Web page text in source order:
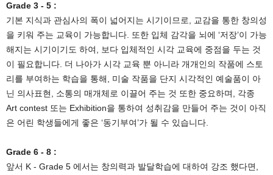
Grade 3 - 5 :
기본 지식과 관심사의 폭이 넓어지는 시기이므로, 교감을 통한 창의성
을 키워 주는 교육이 가능합니다. 또한 입체 감각을 뇌에 ‘저장’이 가능
해지는 시기이기도 하여, 보다 입체적인 시각 교육에 중점을 두는 것
이 필요합니다. 더 나아가 시각 교육 뿐 아니라 개개인의 작품에 스토
리를 부여하는 학습을 통해, 미술 작품을 단지 시각적인 예술품이 아
닌 의사표현, 소통의 매개체로 이끌어 주는 것 또한 중요하며, 각종
Art contest 또는 Exhibition을 통하여 성취감을 만들어 주는 것이 아직
은 어린 학생들에게 좋은 ‘동기부여’가 될 수 있습니다.
Grade 6 - 8 :
앞서 K - Grade 5 에서는 창의력과 발달학습에 대하여 강조 했다면,